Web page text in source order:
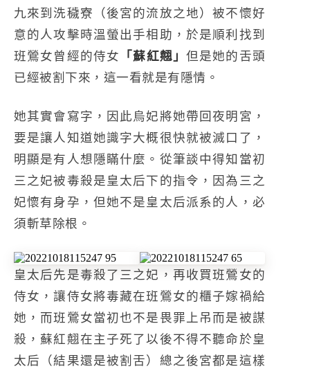
九來到洗穢寮（後宮的流放之地）被不懷好
意的人攻擊時溫螢出手相助，於是順利找到
班鶯女曾經的侍女
「蘇紅翹」 但是她的舌頭
已經被割下來，這一看就是有隱情。
她其實會寫字，因此烏妃將她帶回夜明宮，
要是讓人知道她識字大概很快就被滅口了，
明顯是有人想隱瞞什麼。從筆談中得知當初
三之妃被毒殺是皇太后下的指令，因為三之
妃懷有身孕，但她不是皇太后派系的人，必
須斬草除根。
皇太后先是毒殺了三之妃，再收買班鶯女的
侍女，讓侍女將毒藏在班鶯女的櫃子嫁禍給
她，而班鶯女當初也不是畏罪上吊而是被謀
殺，蘇紅翹在主子死了以後不得不聽命於皇
太后（結果還是被割舌）總之後宮都是這樣